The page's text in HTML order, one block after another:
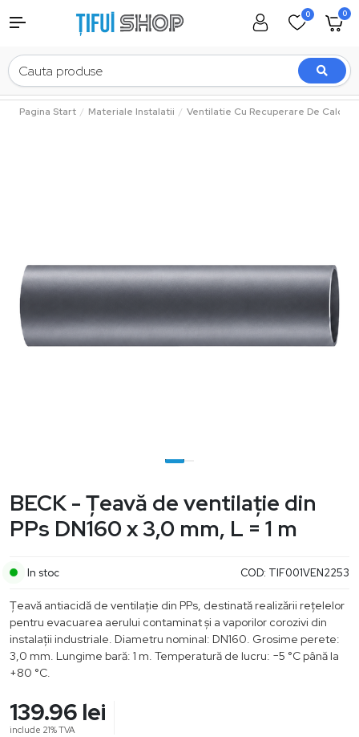
0 0
Pagina Start Materiale Instalatii Ventilatie Cu Recuperare De Caldura
BECK - Țeavă de ventilație din
PPs DN160 x 3,0 mm, L = 1 m
In stoc COD: TIF001VEN2253
Țeavă antiacidă de ventilație din PPs, destinată realizării rețelelor
pentru evacuarea aerului contaminat și a vaporilor corozivi din
instalații industriale. Diametru nominal: DN160. Grosime perete:
3,0 mm. Lungime bară: 1 m. Temperatură de lucru: −5 °C până la
+80 °C.
139.96 lei
include 21% TVA